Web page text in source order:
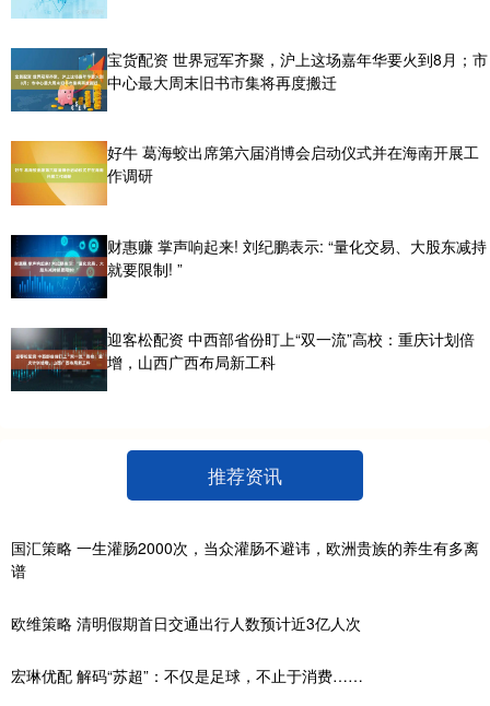
宝货配资 世界冠军齐聚，沪上这场嘉年华要火到8月；市
中心最大周末旧书市集将再度搬迁
好牛 葛海蛟出席第六届消博会启动仪式并在海南开展工
作调研
财惠赚 掌声响起来! 刘纪鹏表示: “量化交易、大股东减持
就要限制! ”
迎客松配资 中西部省份盯上“双一流”高校：重庆计划倍
增，山西广西布局新工科
推荐资讯
国汇策略 一生灌肠2000次，当众灌肠不避讳，欧洲贵族的养生有多离
谱
欧维策略 清明假期首日交通出行人数预计近3亿人次
宏琳优配 解码“苏超”：不仅是足球，不止于消费……